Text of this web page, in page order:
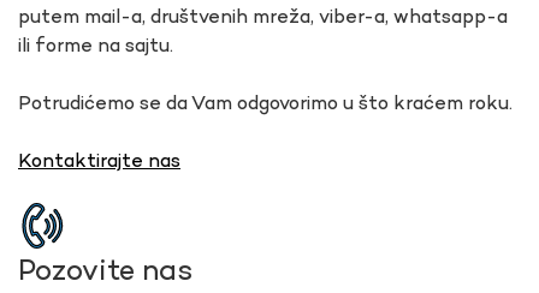
putem mail-a, društvenih mreža, viber-a, whatsapp-a
ili forme na sajtu.
Potrudićemo se da Vam odgovorimo u što kraćem roku.
Kontaktirajte nas
Pozovite nas